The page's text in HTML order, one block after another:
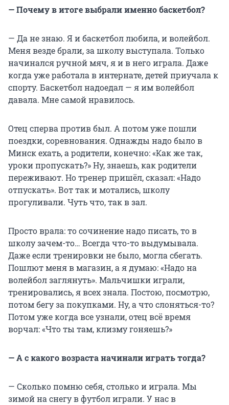
— Почему в итоге выбрали именно баскетбол?
— Да не знаю. Я и баскетбол любила, и волейбол.
Меня везде брали, за школу выступала. Только
начинался ручной мяч, я и в него играла. Даже
когда уже работала в интернате, детей приучала к
спорту. Баскетбол надоедал — я им волейбол
давала. Мне самой нравилось.
Отец сперва против был. А потом уже пошли
поездки, соревнования. Однажды надо было в
Минск ехать, а родители, конечно: «Как же так,
уроки пропускать?» Ну, знаешь, как родители
переживают. Но тренер пришёл, сказал: «Надо
отпускать». Вот так и мотались, школу
прогуливали. Чуть что, так в зал.
Просто врала: то сочинение надо писать, то в
школу зачем-то… Всегда что-то выдумывала.
Даже если тренировки не было, могла сбегать.
Пошлют меня в магазин, а я думаю: «Надо на
волейбол заглянуть». Мальчишки играли,
тренировались, я всех знала. Постою, посмотрю,
потом бегу за покупками. Ну, а что слоняться-то?
Потом уже когда все узнали, отец всё время
ворчал: «Что ты там, клизму гоняешь?»
— А с какого возраста начинали играть тогда?
— Сколько помню себя, столько и играла. Мы
зимой на снегу в футбол играли. У нас в